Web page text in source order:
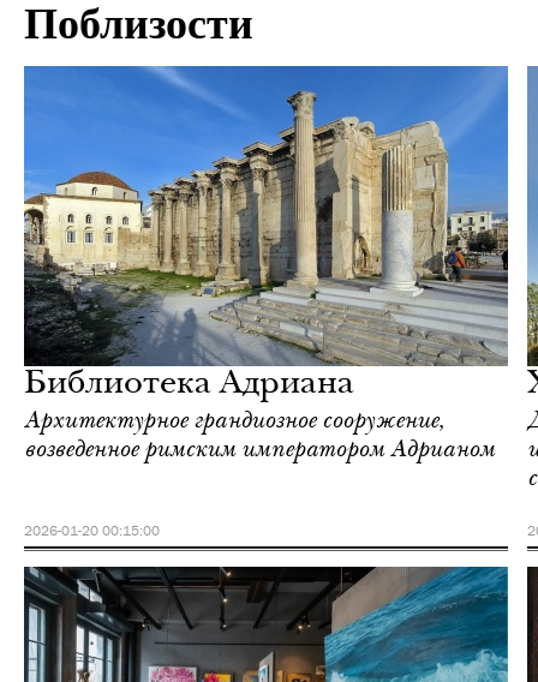
Поблизости
Библиотека Адриана
Архитектурное грандиозное сооружение,
возведенное римским императором Адрианом
2026-01-20 00:15:00
среда